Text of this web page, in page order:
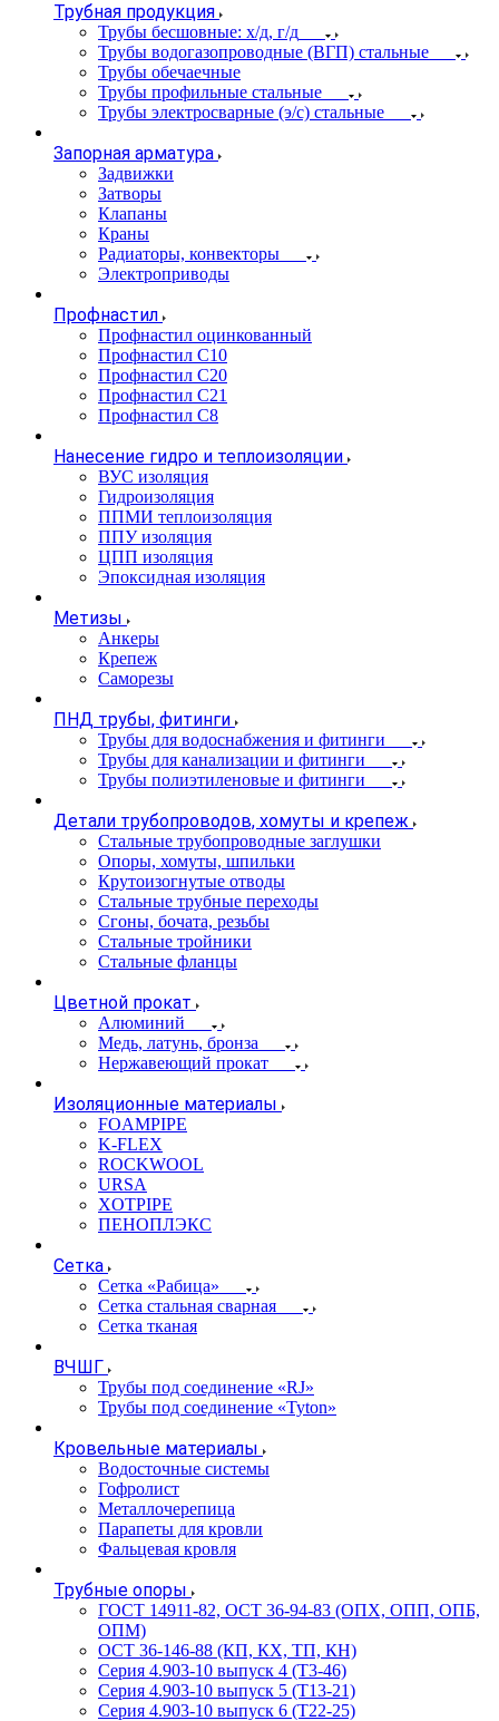
Трубная продукция
Трубы бесшовные: х/д, г/д
Трубы водогазопроводные (ВГП) стальные
Трубы обечаечные
Трубы профильные стальные
Трубы электросварные (э/с) стальные
Запорная арматура
Задвижки
Затворы
Клапаны
Краны
Радиаторы, конвекторы
Электроприводы
Профнастил
Профнастил оцинкованный
Профнастил С10
Профнастил С20
Профнастил С21
Профнастил С8
Нанесение гидро и теплоизоляции
ВУС изоляция
Гидроизоляция
ППМИ теплоизоляция
ППУ изоляция
ЦПП изоляция
Эпоксидная изоляция
Метизы
Анкеры
Крепеж
Саморезы
ПНД трубы, фитинги
Трубы для водоснабжения и фитинги
Трубы для канализации и фитинги
Трубы полиэтиленовые и фитинги
Детали трубопроводов, хомуты и крепеж
Стальные трубопроводные заглушки
Опоры, хомуты, шпильки
Крутоизогнутые отводы
Стальные трубные переходы
Сгоны, бочата, резьбы
Стальные тройники
Стальные фланцы
Цветной прокат
Алюминий
Медь, латунь, бронза
Нержавеющий прокат
Изоляционные материалы
FOAMPIPE
K-FLEX
ROCKWOOL
URSA
XOTPIPE
ПЕНОПЛЭКС
Сетка
Сетка «Рабица»
Сетка стальная сварная
Сетка тканая
ВЧШГ
Трубы под соединение «RJ»
Трубы под соединение «Tyton»
Кровельные материалы
Водосточные системы
Гофролист
Металлочерепица
Парапеты для кровли
Фальцевая кровля
Трубные опоры
ГОСТ 14911-82, ОСТ 36-94-83 (ОПХ, ОПП, ОПБ,
ОПМ)
ОСТ 36-146-88 (КП, КХ, ТП, КН)
Серия 4.903-10 выпуск 4 (Т3-46)
Серия 4.903-10 выпуск 5 (Т13-21)
Серия 4.903-10 выпуск 6 (Т22-25)